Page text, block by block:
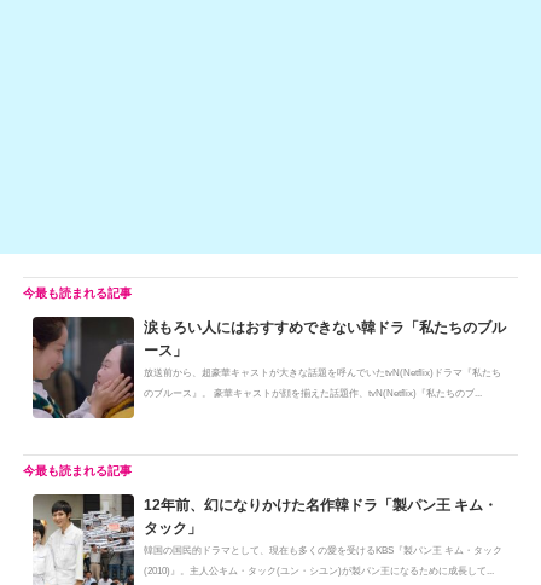
涙もろい人にはおすすめできない韓ドラ「私たちのブル
ース」
放送前から、超豪華キャストが大きな話題を呼んでいたtvN(Netflix)ドラマ『私たち
のブルース』。 豪華キャストが顔を揃えた話題作、tvN(Netflix)『私たちのブ...
12年前、幻になりかけた名作韓ドラ「製パン王 キム・
タック」
韓国の国民的ドラマとして、現在も多くの愛を受けるKBS『製パン王 キム・タック
(2010)』。主人公キム・タック(ユン・シユン)が製パン王になるために成長して...